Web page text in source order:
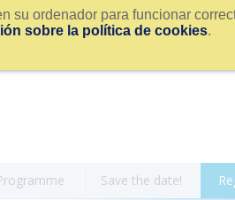
su ordenador para funcionar
sobre la política de cookies.
Save the date!